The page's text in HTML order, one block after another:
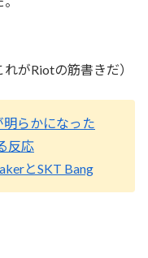
がRiotの筋書きだ）
らかになった
反応
とSKT Bang